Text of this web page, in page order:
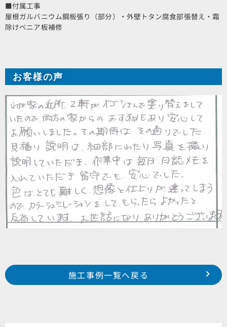
■付属工事
屋根ガルバニウム鋼板張り（部分）・外壁トタン腐食部張替え・霜
除けベニア板補修
お客様の声
Prev
浜松市 中区 瓜内町 M様邸
浜松市 浜北区 新原町 S様邸
施工事例一覧へ戻る